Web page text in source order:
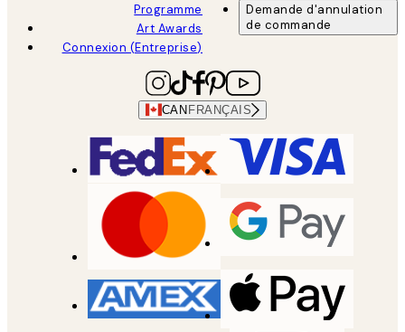
Programme
Art Awards
Connexion (Entreprise)
Demande d'annulation
de commande
CAN FRANÇAIS